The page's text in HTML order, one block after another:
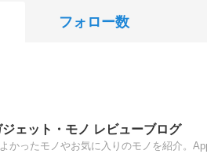
フォロー数
ェット・モノ レビューブログ